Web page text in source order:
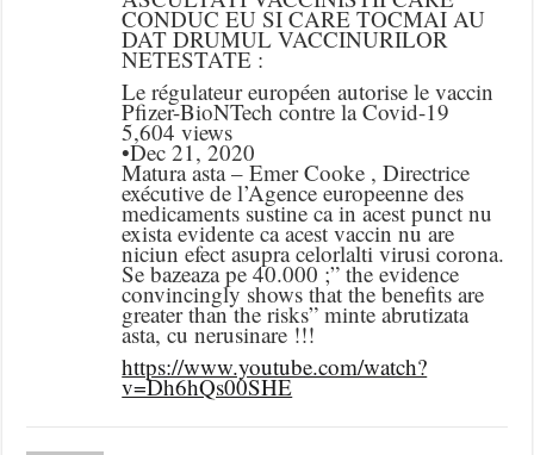
CONDUC EU SI CARE TOCMAI AU
DAT DRUMUL VACCINURILOR
NETESTATE :
Le régulateur européen autorise le vaccin
Pfizer-BioNTech contre la Covid-19
5,604 views
•Dec 21, 2020
Matura asta – Emer Cooke , Directrice
exécutive de l’Agence europeenne des
medicaments sustine ca in acest punct nu
exista evidente ca acest vaccin nu are
niciun efect asupra celorlalti virusi corona.
Se bazeaza pe 40.000 ;” the evidence
convincingly shows that the benefits are
greater than the risks” minte abrutizata
asta, cu nerusinare !!!
https://www.youtube.com/watch?
v=Dh6hQs00SHE